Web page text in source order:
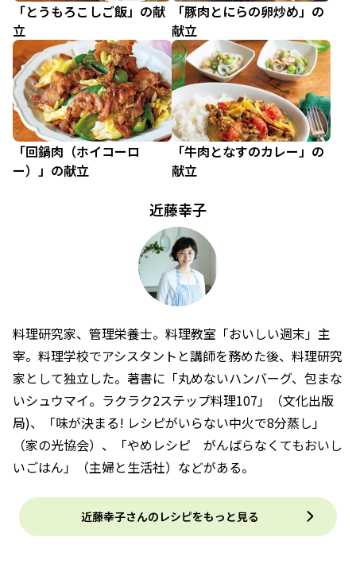
「とうもろこしご飯」の献
立
「豚肉とにらの卵炒め」の
献立
「回鍋肉（ホイコーロ
ー）」の献立
「牛肉となすのカレー」の
献立
近藤幸子
料理研究家、管理栄養士。料理教室「おいしい週末」主
宰。料理学校でアシスタントと講師を務めた後、料理研究
家として独立した。著書に「丸めないハンバーグ、包まな
いシュウマイ。ラクラク2ステップ料理107」（文化出版
局)、「味が決まる! レシピがいらない中火で8分蒸し」
（家の光協会）、「やめレシピ がんばらなくてもおいし
いごはん」（主婦と生活社）などがある。
近藤幸子さんのレシピをもっと見る